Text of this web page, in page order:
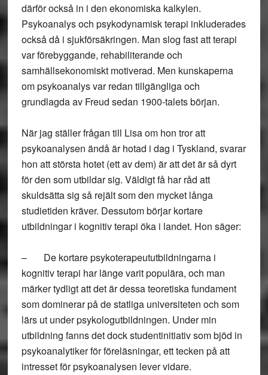
därför också in i den ekonomiska kalkylen.
Psykoanalys och psykodynamisk terapi inkluderades
också då i sjukförsäkringen. Man slog fast att terapi
var förebyggande, rehabiliterande och
samhällsekonomiskt motiverad. Men kunskaperna
om psykoanalys var redan tillgängliga och
grundlagda av Freud sedan 1900-talets början.
När jag ställer frågan till Lisa om hon tror att
psykoanalysen ändå är hotad i dag i Tyskland, svarar
hon att största hotet (ett av dem) är att det är så dyrt
för den som utbildar sig. Väldigt få har råd att
skuldsätta sig så rejält som den mycket långa
studietiden kräver. Dessutom börjar kortare
utbildningar i kognitiv terapi öka i landet. Hon säger:
– De kortare psykoterapeututbildningarna i
kognitiv terapi har länge varit populära, och man
märker tydligt att det är dessa teoretiska fundament
som dominerar på de statliga universiteten och som
lärs ut under psykologutbildningen. Under min
utbildning fanns det dock studentinitiativ som bjöd in
psykoanalytiker för föreläsningar, ett tecken på att
intresset för psykoanalysen lever vidare.